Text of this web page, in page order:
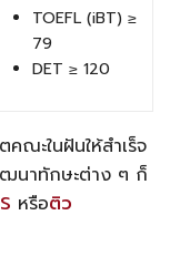
TOEFL (iBT) ≥
79
DET ≥ 120
ณะในฝันให้สำเร็จ
ฒนาทักษะต่าง ๆ ก็
หรือติว